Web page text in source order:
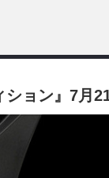
ョン』7月